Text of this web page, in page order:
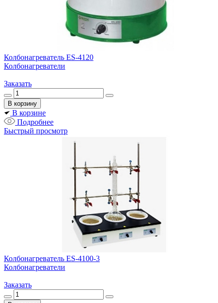
Колбонагреватель ES-4120
Колбонагреватели
Заказать
В корзине
Подробнее
Быстрый просмотр
Колбонагреватель ES-4100-3
Колбонагреватели
Заказать